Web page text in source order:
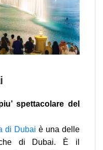
spettacolare del
di Dubai è una delle
di Dubai. È il